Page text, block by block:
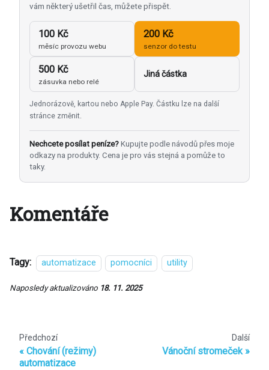
vám některý ušetřil čas, můžete přispět.
100 Kč
měsíc provozu webu
200 Kč
senzor do testu
500 Kč
zásuvka nebo relé
Jiná částka
Jednorázově, kartou nebo Apple Pay. Částku lze na další
stránce změnit.
Nechcete posílat peníze? Kupujte podle návodů přes moje
odkazy na produkty. Cena je pro vás stejná a pomůže to
taky.
Komentáře
Tagy: automatizace pomocníci utility
Naposledy aktualizováno 18. 11. 2025
Předchozí
Chování (režimy)
automatizace
Další
Vánoční stromeček